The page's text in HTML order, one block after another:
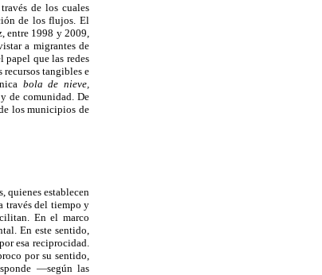
de los cuales
de los flujos. El
entre 1998 y 2009,
a migrantes de
papel que las redes
tangibles e
bola de nieve,
de comunidad. De
los municipios de
quienes establecen
través del tiempo y
En el marco
En este sentido,
esa reciprocidad.
por su sentido,
—según las